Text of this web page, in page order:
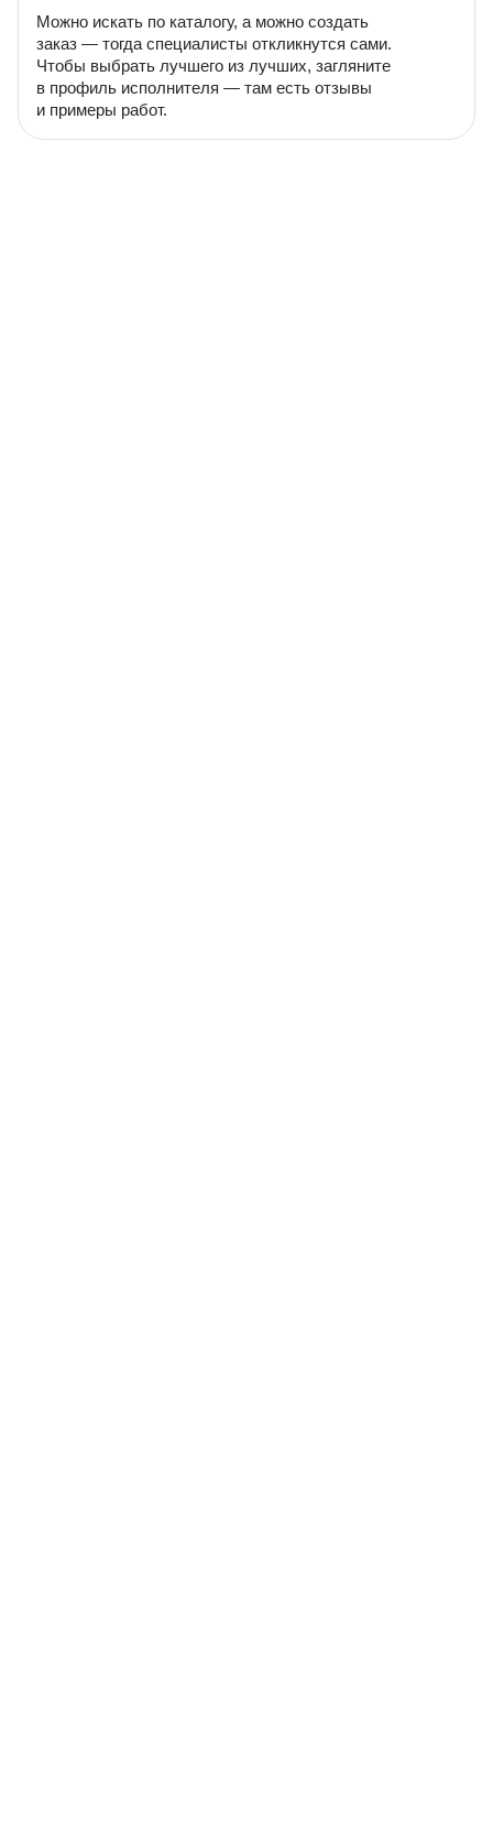
Можно искать по каталогу, а можно создать
заказ — тогда специалисты откликнутся сами.
Чтобы выбрать лучшего из лучших, загляните
в профиль исполнителя — там есть отзывы
и примеры работ.